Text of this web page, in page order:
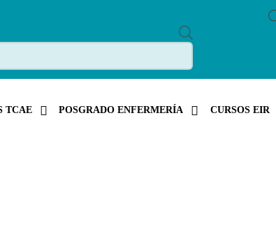
R
D
S
TCAE POSGRADO ENFERMERÍA CURSOS EIR